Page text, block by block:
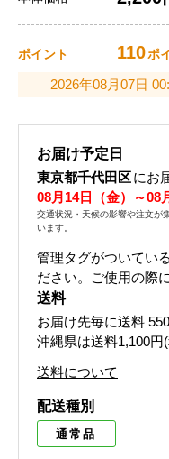
ポイント 110ポ
2026年08月07日
お届け予定日
東京都千代田区にお
08月14日（金）～08
交通状況・天候の影響や注文が
います。
管理タグがついてい
ださい。ご使用の際
送料
お届け先毎に送料
沖縄県は送料1,100円
送料について
配送種別
通常品